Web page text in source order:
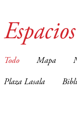
Todo Mapa
Plaza Lasala